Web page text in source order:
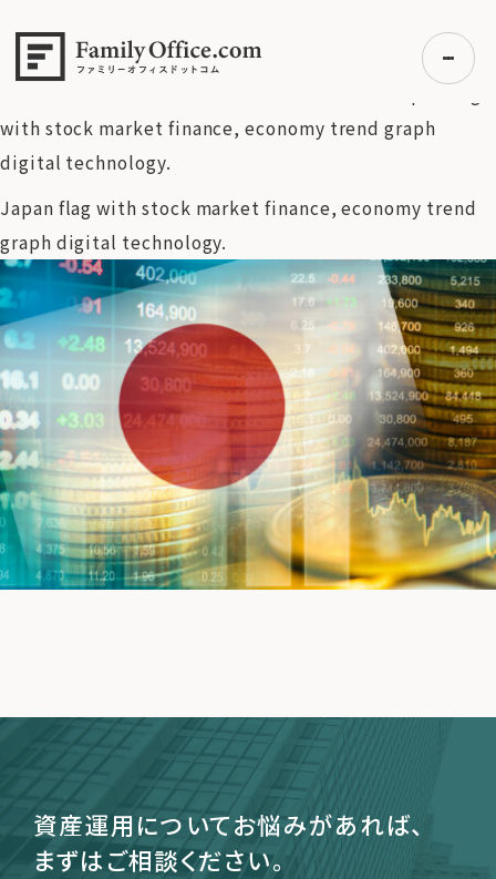
初めての方へ
ご利用の流れ・プラン
事例紹介
エキスパート一覧
無料講座
コラム
利用者の声
無料ご相談 ログイン
運営会社
し】日経平均は再び4万円へ？通商協議と選挙リスクが左右す
with stock market finance, economy trend graph
digital technology.
Japan flag with stock market finance, economy trend
graph digital technology.
資産運用についてお悩みがあれば、
まずはご相談ください。